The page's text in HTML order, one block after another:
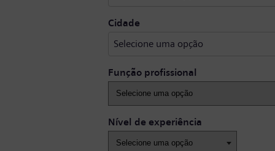
CidadeSelecione uma opção
Selecione uma opção
Função profissional
Nível de experiência